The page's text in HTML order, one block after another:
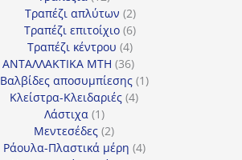
προϊόντα
Τραπέζι απλύτων 22
προϊόντα
Τραπέζι επιτοίχιο 66
προϊόντα
Τραπέζι κέντρου 44
προϊόντα
ΑΝΤΑΛΛΑΚΤΙΚΑ MTH 3636
προϊόντα
Βαλβίδες αποσυμπίεσης 11
Κλείστρα-Κλειδαριές 44
Λάστιχα 11
προϊόν
Μεντεσέδες 22
προϊόντα
Ράουλα-Πλαστικά μέρη 44